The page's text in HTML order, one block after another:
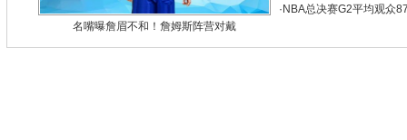
名嘴曝詹眉不和！詹姆斯阵营对戴
· NBA总决赛G2平均观众